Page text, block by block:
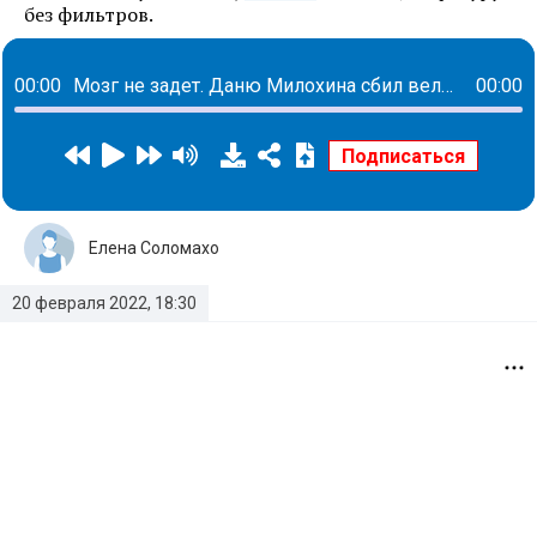
без фильтров.
00:00 Мозг не задет. Даню Милохина сбил велосипед 00:00
20 февраля 2022, 18:30
Елена Соломахо